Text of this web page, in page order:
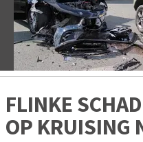
Vorige
FLINKE
OP KRUISING